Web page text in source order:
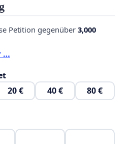
Petition gegenüber 3,000
…
20 € 40 € 80 €